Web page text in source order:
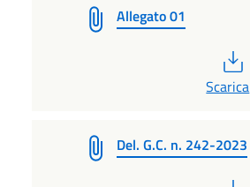
Allegato 01
Scarica
Del. G.C. n. 242-2023